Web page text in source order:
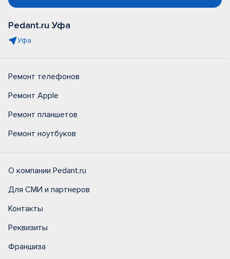
Pedant.ru Уфа
Уфа
Ремонт телефонов
Ремонт Apple
Ремонт планшетов
Ремонт ноутбуков
О компании Pedant.ru
Для СМИ и партнеров
Контакты
Реквизиты
Франшиза